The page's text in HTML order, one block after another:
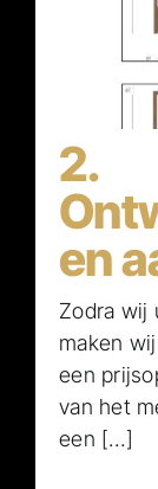
2.
en
Zodra wij
maken
een
van het
een […]